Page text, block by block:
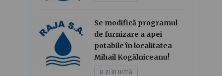
Se modifică programul
de furnizare a apei
potabile în localitatea
Mihail Kogălniceanu!
o zi în urmă